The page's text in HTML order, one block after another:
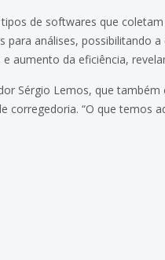
de softwares que
para análises, possibilitando
aumento da eficiência,
Sérgio Lemos, que
corregedoria. “O que temos